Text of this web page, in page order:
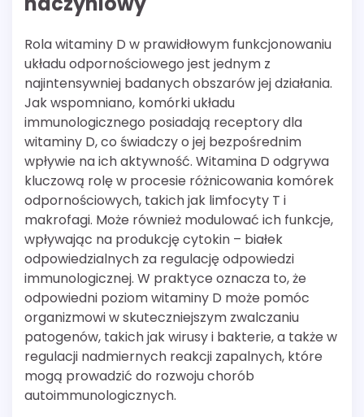
Rola witaminy D w prawidłowym funkcjonowaniu
układu odpornościowego jest jednym z
najintensywniej badanych obszarów jej działania.
Jak wspomniano, komórki układu
immunologicznego posiadają receptory dla
witaminy D, co świadczy o jej bezpośrednim
wpływie na ich aktywność. Witamina D odgrywa
kluczową rolę w procesie różnicowania komórek
odpornościowych, takich jak limfocyty T i
makrofagi. Może również modulować ich funkcje,
wpływając na produkcję cytokin – białek
odpowiedzialnych za regulację odpowiedzi
immunologicznej. W praktyce oznacza to, że
odpowiedni poziom witaminy D może pomóc
organizmowi w skuteczniejszym zwalczaniu
patogenów, takich jak wirusy i bakterie, a także w
regulacji nadmiernych reakcji zapalnych, które
mogą prowadzić do rozwoju chorób
autoimmunologicznych.